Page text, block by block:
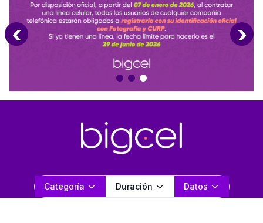
‹ ›
BIGCEL
Categoría Duración Datos